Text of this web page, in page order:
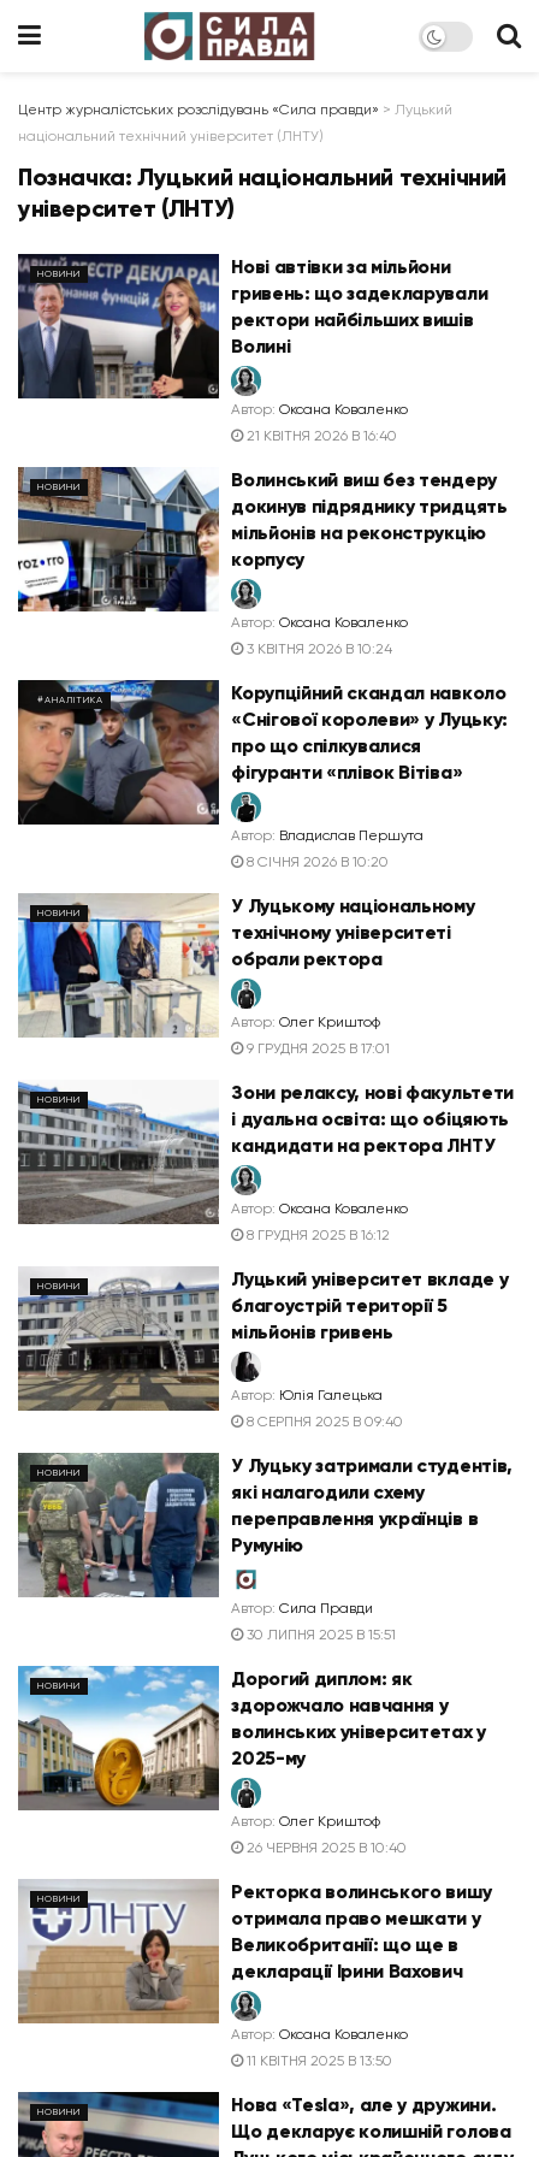
Центр журналістських розслідувань «Сила правди» > Луцький
національний технічний університет (ЛНТУ)
Позначка: Луцький національний технічний
університет (ЛНТУ)
НОВИНИ
Нові автівки за мільйони
гривень: що задекларували
ректори найбільших вишів
Волині
Автор: Оксана Коваленко
21 КВІТНЯ 2026 В 16:40
НОВИНИ
Волинський виш без тендеру
докинув підряднику тридцять
мільйонів на реконструкцію
корпусу
Автор: Оксана Коваленко
3 КВІТНЯ 2026 В 10:24
#АНАЛІТИКА
Корупційний скандал навколо
«Снігової королеви» у Луцьку:
про що спілкувалися
фігуранти «плівок Вітіва»
Автор: Владислав Першута
8 СІЧНЯ 2026 В 10:20
НОВИНИ
У Луцькому національному
технічному університеті
обрали ректора
Автор: Олег Криштоф
9 ГРУДНЯ 2025 В 17:01
НОВИНИ
Зони релаксу, нові факультети
і дуальна освіта: що обіцяють
кандидати на ректора ЛНТУ
Автор: Оксана Коваленко
8 ГРУДНЯ 2025 В 16:12
НОВИНИ
Луцький університет вкладе у
благоустрій території 5
мільйонів гривень
Автор: Юлія Галецька
8 СЕРПНЯ 2025 В 09:40
НОВИНИ
У Луцьку затримали студентів,
які налагодили схему
переправлення українців в
Румунію
Автор: Сила Правди
30 ЛИПНЯ 2025 В 15:51
НОВИНИ
Дорогий диплом: як
здорожчало навчання у
волинських університетах у
2025-му
Автор: Олег Криштоф
26 ЧЕРВНЯ 2025 В 10:40
НОВИНИ
Ректорка волинського вишу
отримала право мешкати у
Великобританії: що ще в
декларації Ірини Вахович
Автор: Оксана Коваленко
11 КВІТНЯ 2025 В 13:50
НОВИНИ
Нова «Tesla», але у дружини.
Що декларує колишній голова